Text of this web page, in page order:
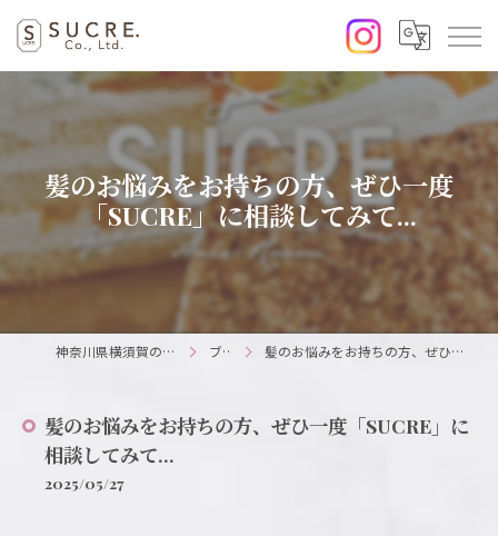
髪のお悩みをお持ちの方、ぜひ一度
「SUCRE」に相談してみて...
神奈川県横須賀の美容室ならSUCRE. ブログ 髪のお悩みをお持ちの方、ぜひ一度「SUCRE」に相談してみて...
髪のお悩みをお持ちの方、ぜひ一度「SUCRE」に
相談してみて...
2025/05/27